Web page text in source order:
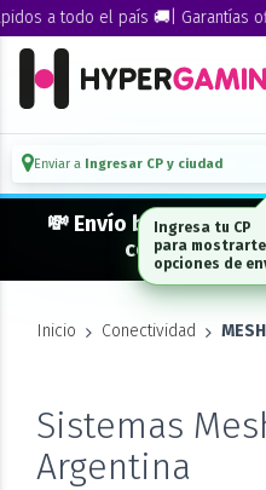
a todo el país 🚚| Garantías
Enviar a Ingresar CP y ciudad
💸 Envío bonificado a
compras
Inicio Conectividad
Sistemas
Argentina
Ingresa tu CP
para
opciones de